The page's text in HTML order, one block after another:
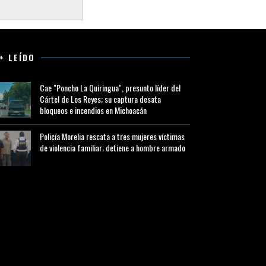
LEÍDO
Cae "Poncho La Quiringua", presunto líder del
Cártel de Los Reyes; su captura desata
bloqueos e incendios en Michoacán
Policía Morelia rescata a tres mujeres víctimas
de violencia familiar; detiene a hombre armado